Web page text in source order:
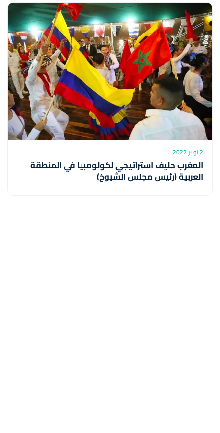
2 نونبر 2022
المغرب حليف استراتيجي لكولومبيا في المنطقة
العربية (رئيس مجلس الشيوخ)